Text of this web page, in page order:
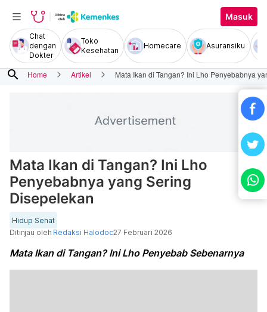
Masuk
Chat
dengan
Dokter
Toko
Kesehatan
Homecare Asuransiku
search Home Artikel Mata Ikan di Tangan? Ini Lho Penyebabnya
Mata Ikan di Tangan? Ini Lho
Penyebabnya yang Sering
Disepelekan
Hidup Sehat
Ditinjau oleh Redaksi Halodoc27 Februari 2026
Mata Ikan di Tangan? Ini Lho Penyebab Sebenarnya